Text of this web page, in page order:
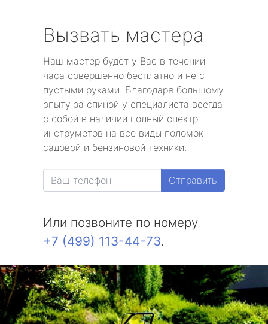
Вызвать мастера
Наш мастер будет у Вас в течении
часа совершенно бесплатно и не с
пустыми руками. Благодаря большому
опыту за спиной у специалиста всегда
с собой в наличии полный спектр
инструметов на все виды поломок
садовой и бензиновой техники.
Отправить
Или позвоните по номеру
+7 (499) 113-44-73.